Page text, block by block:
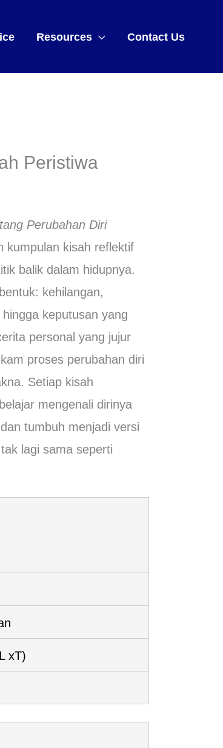
Resources Contact Us
Peristiwa
Perubahan Diri
kumpulan kisah reflektif
balik dalam hidupnya.
kehilangan,
keputusan yang
personal yang jujur
proses perubahan diri
Setiap kisah
mengenali dirinya
tumbuh menjadi versi
lagi sama seperti
xT)